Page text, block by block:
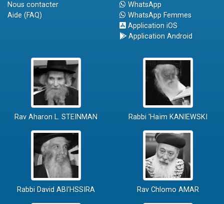
Nous contacter
Aide (FAQ)
WhatsApp
WhatsApp Femmes
Application iOS
Application Android
Rav Aharon L. STEINMAN Rabbi 'Haïm KANIEWSKI
Rabbi David ABI'HSSIRA Rav Chlomo AMAR